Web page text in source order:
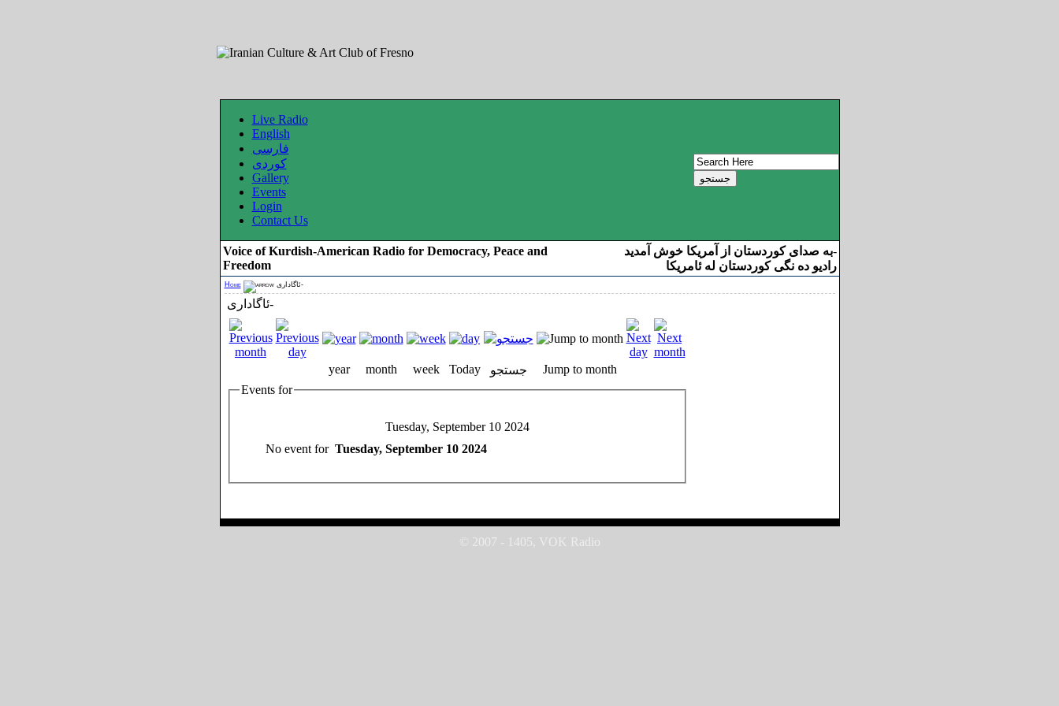
Live Radio
English
فارسی
کوردی
Gallery
Events
Login
Contact Us
به صدای کوردستان از آمریکا خوش آمدید-
رادیو ده نگی کوردستان له ئامریکا
Voice of Kurdish-American Radio for Democracy, Peace and
Freedom
Home ئاگاداری-
ئاگاداری-
year month week Today جستجو
Jump to month
Events for
Tuesday, September 10 2024
No event for Tuesday, September 10 2024
© 2007 - 1405, VOK Radio